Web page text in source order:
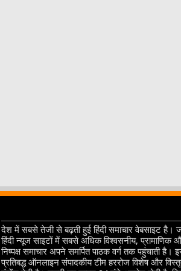
देश में सबसे तेजी से बढ़ती हुई हिंदी समाचार वेबसाइट है।
हिंदी न्यूज साइटों में सबसे अधिक विश्वसनीय, प्रामाणिक
निष्पक्ष समाचार अपने समर्पित पाठक वर्ग तक पहुंचाती है।
प्रतिबद्ध ऑनलाइन संपादकीय टीम हररोज विशेष और